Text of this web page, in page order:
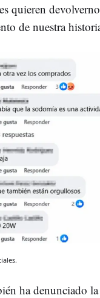
quieren
de nuestra
ha denunciado